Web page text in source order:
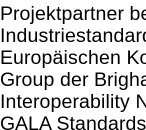
Projektpartner
Europäischen
Group der
Interoperability
GALA